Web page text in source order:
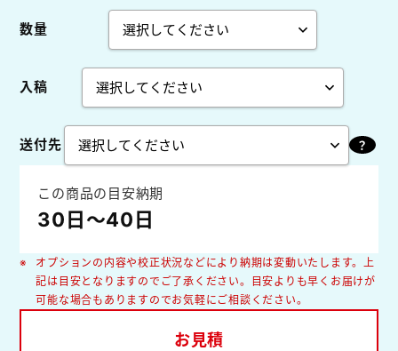
数量
入稿
送付先
この商品の目安納期
30日～40日
オプションの内容や校正状況などにより納期は変動いたします。上
記は目安となりますのでご了承ください。目安よりも早くお届けが
可能な場合もありますのでお気軽にご相談ください。
お見積